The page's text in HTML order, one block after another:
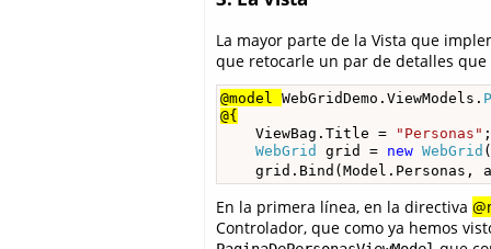
La mayor parte de la Vista que
que retocarle un par de detalles
@model WebGridDemo.ViewModels.
@{
ViewBag.Title =
"Personas" ;
WebGrid
grid = new WebGrid
grid.Bind(Model.Personas,
En la primera línea, en la directiva
Controlador, que como ya hemos